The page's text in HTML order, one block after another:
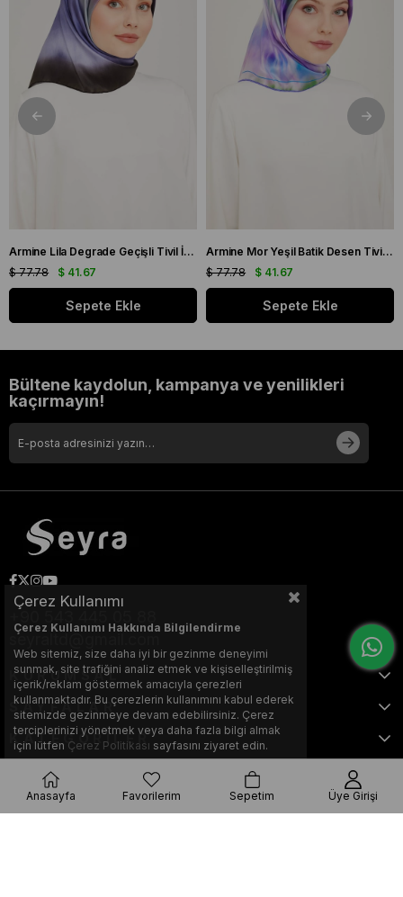
Armine Lila Degrade Geçişli Tivil İpek Eşarp 9051 - 59
$ 41.67
$ 77.78
Sepete Ekle
Armine Mor Yeşil Batik Desen Tivil İpek Eşarp 9136 - 50
$ 41.67
$ 77.78
Sepete Ekle
Bültene kaydolun, kampanya ve yenilikleri
kaçırmayın!
seyraltd@gmail.com
KURUMSAL
SAYFALAR
KATEGORİLER
Bu web sitesi, Nihat KILIÇARSLAN tarafından tasarlanmış ve optimize
Çerez Kullanımı
Çerez Kullanımı Hakkında Bilgilendirme
Web sitemiz, size daha iyi bir gezinme deneyimi
sunmak, site trafiğini analiz etmek ve kişiselleştirilmiş
içerik/reklam göstermek amacıyla çerezleri
kullanmaktadır. Bu çerezlerin kullanımını kabul ederek
sitemizde gezinmeye devam edebilirsiniz. Çerez
terciplerinizi yönetmek veya daha fazla bilgi almak
için lütfen Çerez Politikası sayfasını ziyaret edin.
Anasayfa Favorilerim Sepetim Üye Girişi